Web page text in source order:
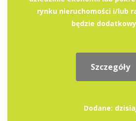
rynku nieruchomości i/lub
będzie
Szczegóły
Dodane: